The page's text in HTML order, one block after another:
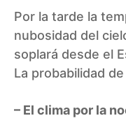
Por la tarde la
nubosidad del
soplará desde el
La probabilidad
– El clima por la